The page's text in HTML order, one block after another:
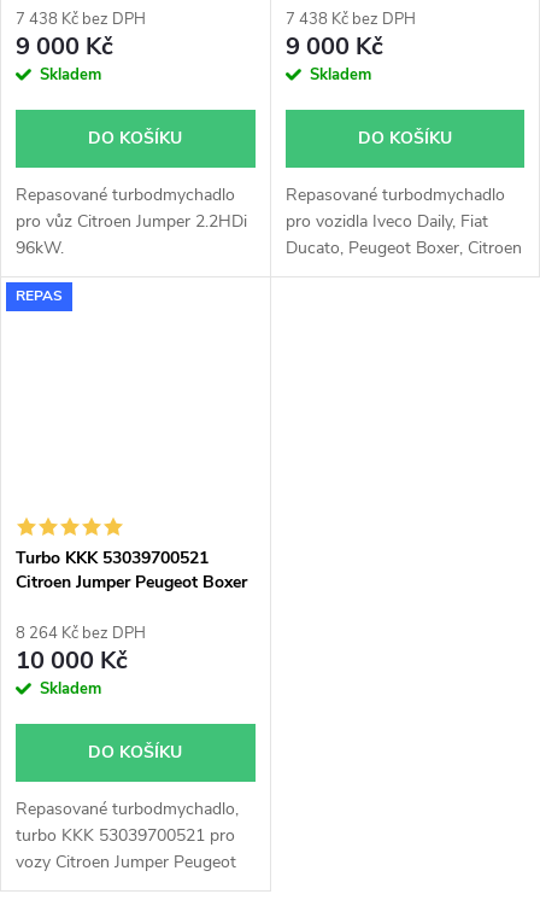
7 438 Kč bez DPH
9 000 Kč
Skladem
DO KOŠÍKU
Repasované turbodmychadlo
pro vůz Citroen Jumper 2.2HDi
96kW.
7 438 Kč bez DPH
9 000 Kč
Skladem
DO KOŠÍKU
Repasované turbodmychadlo
pro vozidla Iveco Daily, Fiat
Ducato, Peugeot Boxer, Citroen
Jumper se 107kW, 130kW
REPAS
Turbo KKK 53039700521
Citroen Jumper Peugeot Boxer
8 264 Kč bez DPH
10 000 Kč
Skladem
DO KOŠÍKU
Repasované turbodmychadlo,
turbo KKK 53039700521 pro
vozy Citroen Jumper Peugeot
Boxer 2.0HDi 2.2HDi 81KW